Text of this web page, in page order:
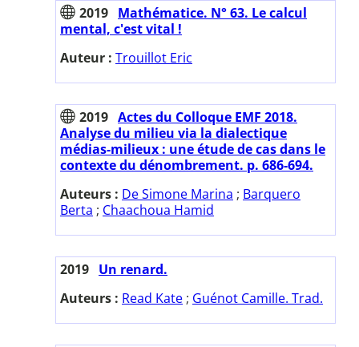
2019 Mathématice. N° 63. Le calcul
mental, c'est vital !
Auteur : Trouillot Eric
2019 Actes du Colloque EMF 2018.
Analyse du milieu via la dialectique
médias-milieux : une étude de cas dans le
contexte du dénombrement. p. 686-694.
Auteurs : De Simone Marina ; Barquero
Berta ; Chaachoua Hamid
2019 Un renard.
Auteurs : Read Kate ; Guénot Camille. Trad.